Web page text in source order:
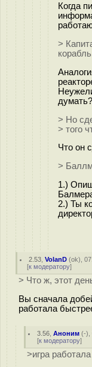
Когда
>
думать?
> Но
> того
Что он
>
1.)
2.) Ты
2.53 ,VolanD (ok),
[к модератору]
> Что ж, этот
Вы сначала
работала
3.56 ,Аноним (-),
[к модератору]
>игра